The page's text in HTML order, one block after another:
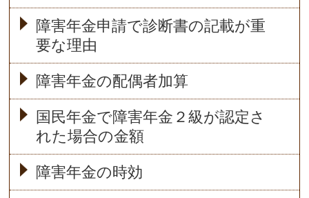
障害年金申請で診断書の記載が重
要な理由
障害年金の配偶者加算
国民年金で障害年金２級が認定さ
れた場合の金額
障害年金の時効